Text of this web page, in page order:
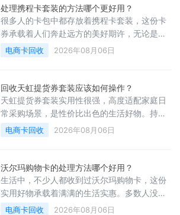
处理携程卡套装的方法哪个更好用？
很多人的卡包中都存放着携程卡套装，这份卡
券承载着人们奔赴远方的美好期许，无论是规
划出行路线，还是打造舒适惬意的旅途体验，
都有着很高的实用价值。日常作息与生活节奏
原本满心期待使用的携程卡套装被随意存放，
久而久之便被彻底遗忘。卡片长期闲置不用，
自身价值会慢慢递减，看着这份用心留存的好
物悄然损耗，心中满是惋惜与遗憾。
电商卡回收 2026年08月06日
回收天虹提货券套装应该如何操作？
天虹提货券套装实用性很强，高度适配家庭日
常采购场景，是性价比出色的生活好物。持卡
前往线下门店选购商品，店内环境干净整洁，
让原本繁琐的居家采购变得轻松省心，能够充
捷的购物体验。
电商卡回收 2026年08月06日
沃尔玛购物卡的处理方法哪个好用？
生活中，不少人都收到过沃尔玛购物卡，这份
实用好物承载着满满的生活实惠。多数人没有
提前规划好用卡时间，随手收纳后便渐渐淡
电商卡回收 2026年08月06日